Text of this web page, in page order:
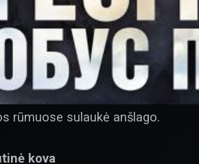
rūmuose sulaukė anšlago.
kova